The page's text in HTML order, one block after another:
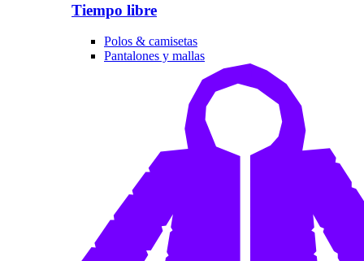
Tiempo libre
Polos & camisetas
Pantalones y mallas